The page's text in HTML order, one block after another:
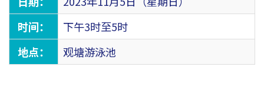
时间：
下午3时至5时
地点：
观塘游泳池